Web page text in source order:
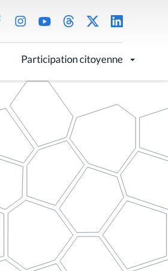
Participation citoyenne